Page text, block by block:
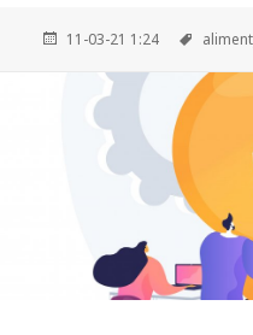
11-03-21 1:24